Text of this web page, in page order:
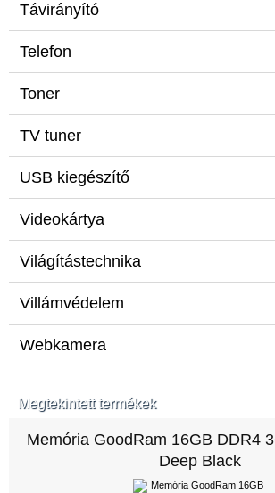
Távirányító
Telefon
Toner
TV tuner
USB kiegészítő
Videokártya
Világítástechnika
Villámvédelem
Webkamera
Megtekintett termékek
Memória GoodRam 16GB DDR4
Deep Black